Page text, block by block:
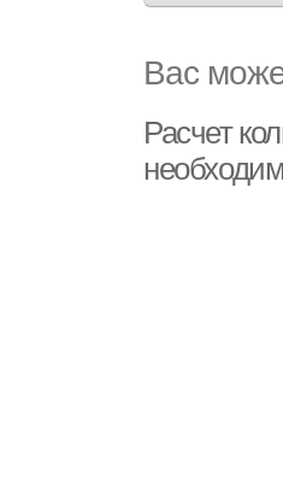
Вас
Расчет